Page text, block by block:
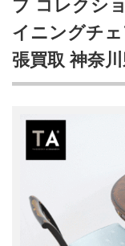
プ コレクシ
イニングチ
張買取 神奈